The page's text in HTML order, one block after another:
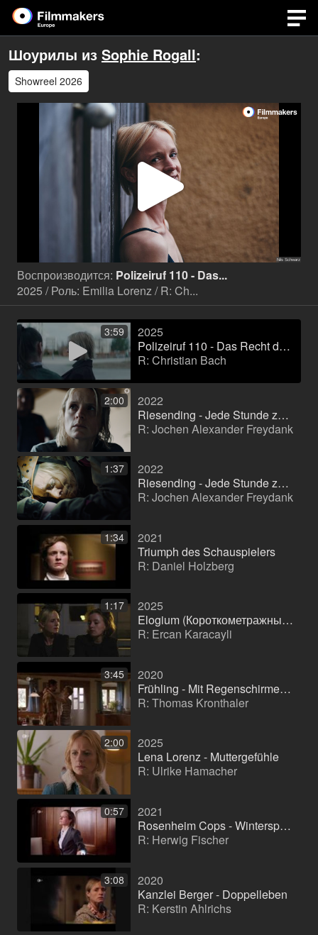
Шоурилы из Sophie Rogall:
Showreel 2026
видео
Воспроизводится: Polizeiruf 110 - Das...
2025 / Роль: Emilia Lorenz / R: Ch...
3:59
2025
Polizeiruf 110 - Das Recht des Stärkeren
R: Christian Bach
2:00
2022
Riesending - Jede Stunde zählt
R: Jochen Alexander Freydank
1:37
2022
Riesending - Jede Stunde zählt
R: Jochen Alexander Freydank
1:34
2021
Triumph des Schauspielers
R: Daniel Holzberg
1:17
2025
Elogium (Короткометражный фильм)
R: Ercan Karacayli
3:45
2020
Frühling - Mit Regenschirmen fliegen
R: Thomas Kronthaler
2:00
2025
Lena Lorenz - Muttergefühle
R: Ulrike Hamacher
0:57
2021
Rosenheim Cops - Winterspecial Mörderische Gesellschaft
R: Herwig Fischer
3:08
2020
Kanzlei Berger - Doppelleben
R: Kerstin Ahlrichs